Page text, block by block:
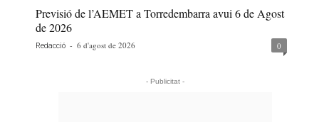
Previsió de l’AEMET a Torredembarra avui 6 de Agost
de 2026
Redacció - 6 d'agost de 2026 0
- Publicitat -